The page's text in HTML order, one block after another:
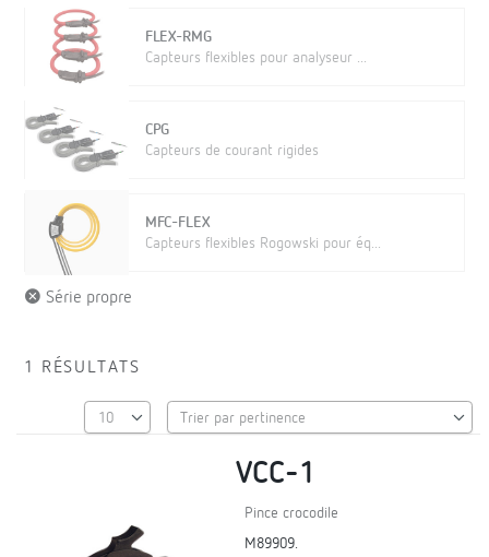
FLEX-RMG
Capteurs flexibles pour analyseur ...
CPG
Capteurs de courant rigides
MFC-FLEX
Capteurs flexibles Rogowski pour éq...
Série propre
1 RÉSULTATS
VCC-1
Pince crocodile
M89909.